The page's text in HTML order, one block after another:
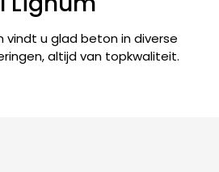
vindt u glad beton in diverse
altijd van topkwaliteit.